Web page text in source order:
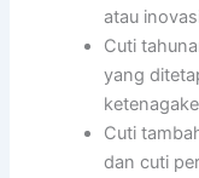
atau
Cuti
yang
Cuti
dan cuti